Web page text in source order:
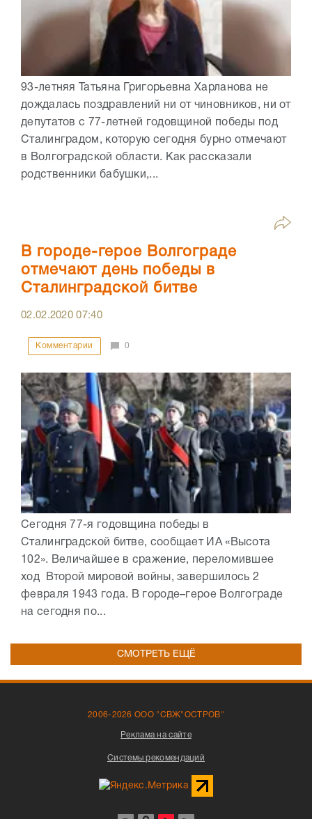
93-летняя Татьяна Григорьевна Харланова не
дождалась поздравлений ни от чиновников, ни от
депутатов с 77-летней годовщиной победы под
Сталинградом, которую сегодня бурно отмечают
в Волгоградской области. Как рассказали
родственники бабушки,...
В городе-герое Волгограде
отмечают день победы в
Сталинградской битве
02.02.202007:40
Комментарии 0
Сегодня 77-я годовщина победы в
Сталинградской битве, сообщает ИА «Высота
102». Величайшее в сражение, переломившее
ход Второй мировой войны, завершилось 2
февраля 1943 года. В городе–герое Волгограде
на сегодня по...
СМОТРЕТЬ ЕЩЁ
2006-2026 ООО "СВЖ"ОСТРОВ"
Реклама на сайте
Системы рекомендаций